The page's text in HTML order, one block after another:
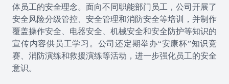
体员工的安全理念。面向不同职能部门员工，公司开展了
安全风险分级管控、安全管理和消防安全等培训，并制作
覆盖操作安全、电器安全、机械安全和安全防护等知识的
宣传内容供员工学习。公司还定期举办“安康杯”知识竞
赛、消防演练和救援演练等活动，进一步强化员工的安全
意识。